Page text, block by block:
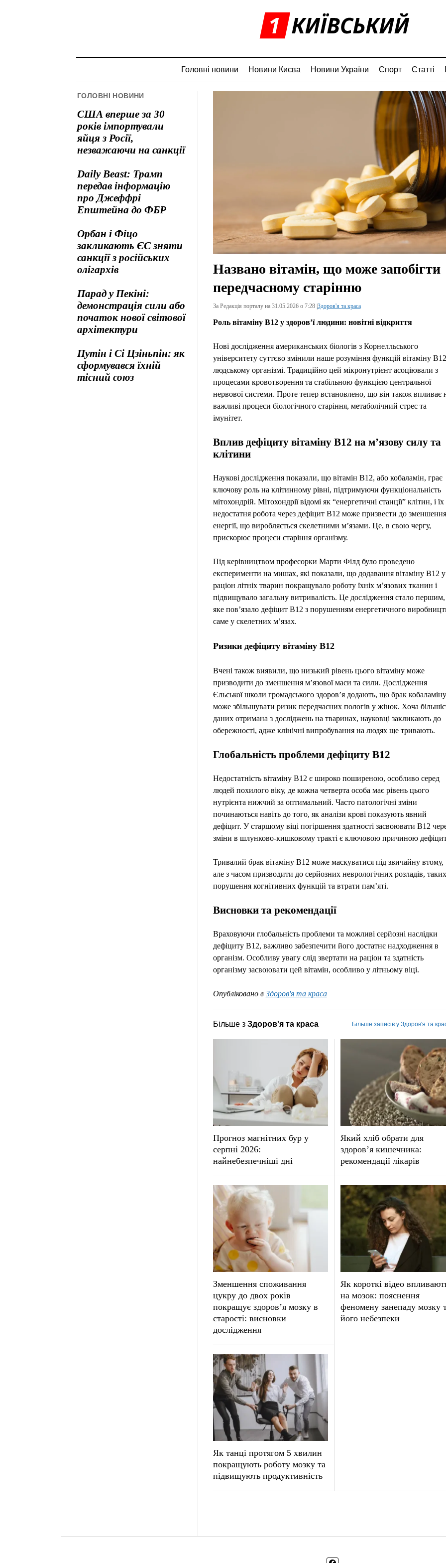
Головні новини Новини Києва Новини України Спорт Статті
ГОЛОВНІ НОВИНИ
США вперше за 30
років імпортували
яйця з Росії,
незважаючи на санкції
Daily Beast: Трамп
передав інформацію
про Джеффрі
Епштейна до ФБР
Орбан і Фіцо
закликають ЄС зняти
санкції з російських
олігархів
Парад у Пекіні:
демонстрація сили або
початок нової світової
архітектури
Путін і Сі Цзіньпін: як
сформувався їхній
тісний союз
Названо вітамін, що може запобігти
передчасному старінню
За Редакція порталу на 31.05.2026 о 7:28 | Здоров'я та краса
Роль вітаміну B12 у здоров’ї людини: новітні відкриття
Нові дослідження американських біологів з Корнелльського
університету суттєво змінили наше розуміння функцій вітаміну
людському організмі. Традиційно цей мікронутрієнт асоціювали з
процесами кровотворення та стабільною функцією центральної
нервової системи. Проте тепер встановлено, що він також впливає
важливі процеси біологічного старіння, метаболічний стрес та
імунітет.
Вплив дефіциту вітаміну B12 на м’язову силу та
клітини
Наукові дослідження показали, що вітамін B12, або кобаламін, грає
ключову роль на клітинному рівні, підтримуючи функціональність
мітохондрій. Мітохондрії відомі як “енергетичні станції” клітин, і їх
недостатня робота через дефіцит B12 може призвести до зменшення
енергії, що виробляється скелетними м’язами. Це, в свою чергу,
прискорює процеси старіння організму.
Під керівництвом професорки Марти Філд було проведено
експерименти на мишах, які показали, що додавання вітаміну B12 у
раціон літніх тварин покращувало роботу їхніх м’язових тканин і
підвищувало загальну витривалість. Це дослідження стало першим,
яке пов’язало дефіцит B12 з порушенням енергетичного
саме у скелетних м’язах.
Ризики дефіциту вітаміну B12
Вчені також виявили, що низький рівень цього вітаміну може
призводити до зменшення м’язової маси та сили. Дослідження
Єльської школи громадського здоров’я додають, що брак кобаламіну
може збільшувати ризик передчасних пологів у жінок. Хоча
даних отримана з досліджень на тваринах, науковці закликають до
обережності, адже клінічні випробування на людях ще тривають.
Глобальність проблеми дефіциту B12
Недостатність вітаміну B12 є широко поширеною, особливо серед
людей похилого віку, де кожна четверта особа має рівень цього
нутрієнта нижчий за оптимальний. Часто патологічні зміни
починаються навіть до того, як аналізи крові показують явний
дефіцит. У старшому віці погіршення здатності засвоювати B12
зміни в шлунково-кишковому тракті є ключовою причиною
Тривалий брак вітаміну B12 може маскуватися під звичайну втому,
але з часом призводити до серйозних неврологічних розладів,
порушення когнітивних функцій та втрати пам’яті.
Висновки та рекомендації
Враховуючи глобальність проблеми та можливі серйозні наслідки
дефіциту B12, важливо забезпечити його достатнє надходження в
організм. Особливу увагу слід звертати на раціон та здатність
організму засвоювати цей вітамін, особливо у літньому віці.
Опубліковано в Здоров'я та краса
Більше з Здоров'я та краса Більше записів у Здоров'я та
Прогноз магнітних бур у
серпні 2026:
найнебезпечніші дні
Який хліб обрати для
здоров’я кишечника:
рекомендації лікарів
Зменшення споживання
цукру до двох років
покращує здоров’я мозку в
старості: висновки
дослідження
Як короткі відео
на мозок: пояснення
феномену занепаду мозку
його небезпеки
Як танці протягом 5 хвилин
покращують роботу мозку та
підвищують продуктивність